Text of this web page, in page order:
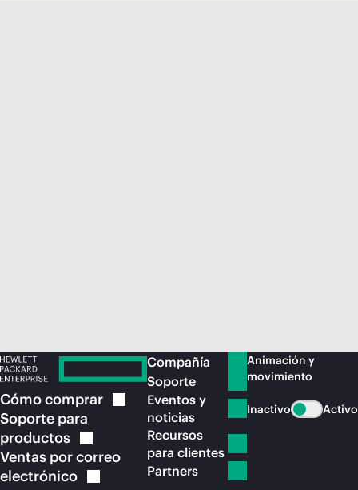
Cómocomprar
Soporte para
productos
Ventas por correo
electrónico
Compañía
Soporte
Eventos y
noticias
Recursos
para clientes
Partners
Animación y
movimiento
Inactivo Activo